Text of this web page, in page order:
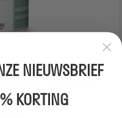
NIEUWSBRIEF
KORTING